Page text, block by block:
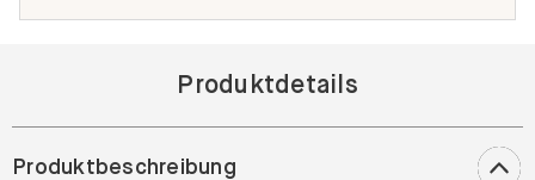
Produktdetails
Produktbeschreibung